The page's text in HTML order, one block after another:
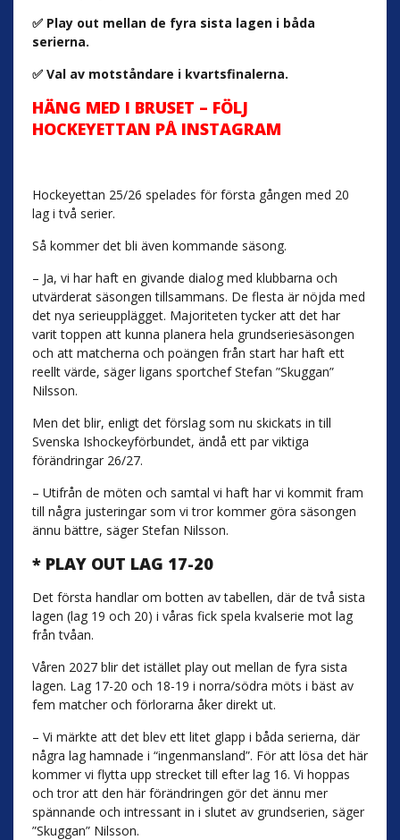
✅ Play out mellan de fyra sista lagen i båda
serierna.
✅ Val av motståndare i kvartsfinalerna.
HÄNG MED I BRUSET – FÖLJ
HOCKEYETTAN PÅ INSTAGRAM
Hockeyettan 25/26 spelades för första gången med 20
lag i två serier.
Så kommer det bli även kommande säsong.
– Ja, vi har haft en givande dialog med klubbarna och
utvärderat säsongen tillsammans. De flesta är nöjda med
det nya serieupplägget. Majoriteten tycker att det har
varit toppen att kunna planera hela grundseriesäsongen
och att matcherna och poängen från start har haft ett
reellt värde, säger ligans sportchef Stefan ”Skuggan”
Nilsson.
Men det blir, enligt det förslag som nu skickats in till
Svenska Ishockeyförbundet, ändå ett par viktiga
förändringar 26/27.
– Utifrån de möten och samtal vi haft har vi kommit fram
till några justeringar som vi tror kommer göra säsongen
ännu bättre, säger Stefan Nilsson.
* PLAY OUT LAG 17-20
Det första handlar om botten av tabellen, där de två sista
lagen (lag 19 och 20) i våras fick spela kvalserie mot lag
från tvåan.
Våren 2027 blir det istället play out mellan de fyra sista
lagen. Lag 17-20 och 18-19 i norra/södra möts i bäst av
fem matcher och förlorarna åker direkt ut.
– Vi märkte att det blev ett litet glapp i båda serierna, där
några lag hamnade i “ingenmansland”. För att lösa det här
kommer vi flytta upp strecket till efter lag 16. Vi hoppas
och tror att den här förändringen gör det ännu mer
spännande och intressant in i slutet av grundserien, säger
”Skuggan” Nilsson.